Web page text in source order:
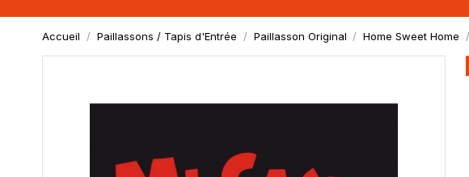
Accueil Paillassons / Tapis d'Entrée Paillasson Original Home Sweet Home